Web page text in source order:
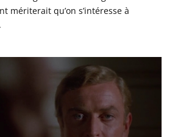
mériterait qu’on s’intéresse à